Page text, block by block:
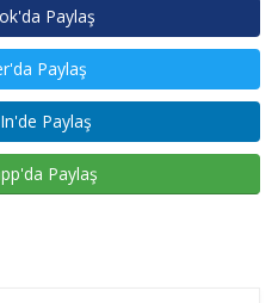
Paylaş
Paylaş
Paylaş
Paylaş